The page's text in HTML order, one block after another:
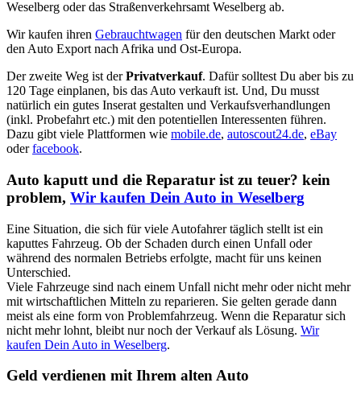
Weselberg oder das Straßenverkehrsamt Weselberg ab.
Wir kaufen ihren Gebrauchtwagen für den deutschen Markt oder
den Auto Export nach Afrika und Ost-Europa.
Der zweite Weg ist derPrivatverkauf. Dafür solltest Du aber bis zu
120 Tage einplanen, bis das Auto verkauft ist. Und, Du musst
natürlich ein gutes Inserat gestalten und Verkaufsverhandlungen
(inkl. Probefahrt etc.) mit den potentiellen Interessenten führen.
Dazu gibt viele Plattformen wie mobile.de, autoscout24.de, eBay
oderfacebook.
Auto kaputt und die Reparatur ist zu teuer? kein
problem, Wir kaufen Dein Auto in Weselberg
Eine Situation, die sich für viele Autofahrer täglich stellt ist ein
kaputtes Fahrzeug. Ob der Schaden durch einen Unfall oder
während des normalen Betriebs erfolgte, macht für uns keinen
Unterschied.
Viele Fahrzeuge sind nach einem Unfall nicht mehr oder nicht mehr
mit wirtschaftlichen Mitteln zu reparieren. Sie gelten gerade dann
meist als eine form von Problemfahrzeug. Wenn die Reparatur sich
nicht mehr lohnt, bleibt nur noch der Verkauf als Lösung. Wir
kaufen Dein Auto in Weselberg.
Geld verdienen mit Ihrem alten Auto